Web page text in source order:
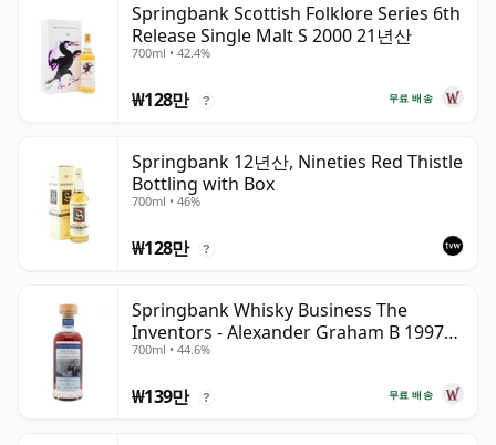
Springbank Scottish Folklore Series 6th
Release Single Malt S 2000 21년산
700ml • 42.4%
무료 배송
₩128만 ?
Springbank 12년산, Nineties Red Thistle
Bottling with Box
700ml • 46%
₩128만 ?
Springbank Whisky Business The
Inventors - Alexander Graham B 1997
28년산
700ml • 44.6%
무료 배송
₩139만 ?